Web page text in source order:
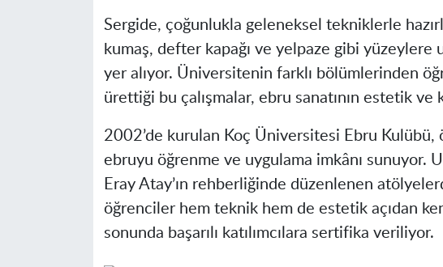
Sergide, çoğunlukla geleneksel tekniklerle
kumaş, defter kapağı ve yelpaze gibi yüzeylere
yer alıyor. Üniversitenin farklı bölümlerinden
ürettiği bu çalışmalar, ebru sanatının estetik ve
2002’de kurulan Koç Üniversitesi Ebru Kulübü,
ebruyu öğrenme ve uygulama imkânı sunuyor.
Eray Atay’ın rehberliğinde düzenlenen
öğrenciler hem teknik hem de estetik açıdan
sonunda başarılı katılımcılara sertifika veriliyor.